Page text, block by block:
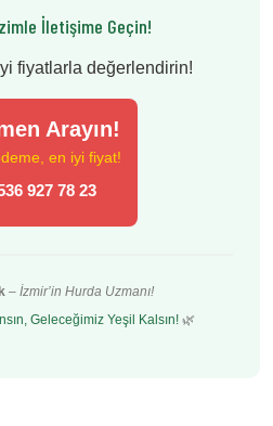
İletişime Geçin!
iyi fiyatlarla değerlendirin!
Arayın!
en iyi fiyat!
927 78 23
– İzmir’in Hurda Uzmanı!
Geleceğimiz Yeşil Kalsın! 🌿